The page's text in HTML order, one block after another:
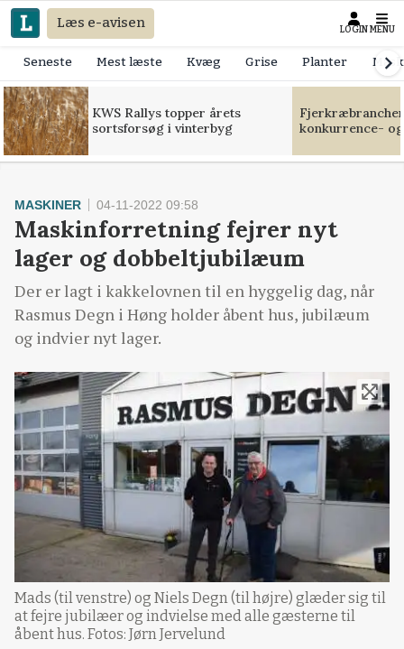
Læs e-avisen LOGIN MENU
Seneste Mest læste Kvæg Grise Planter
KWS Rallys topper årets
sortsforsøg i vinterbyg
konkurrence-
MASKINER 04-11-2022 09:58
Maskinforretning fejrer nyt
lager og dobbeltjubilæum
Der er lagt i kakkelovnen til en hyggelig dag, når
Rasmus Degn i Høng holder åbent hus, jubilæum
og indvier nyt lager.
Mads (til venstre) og Niels Degn (til højre) glæder sig til
at fejre jubilæer og indvielse med alle gæsterne til
åbent hus. Fotos: Jørn Jervelund